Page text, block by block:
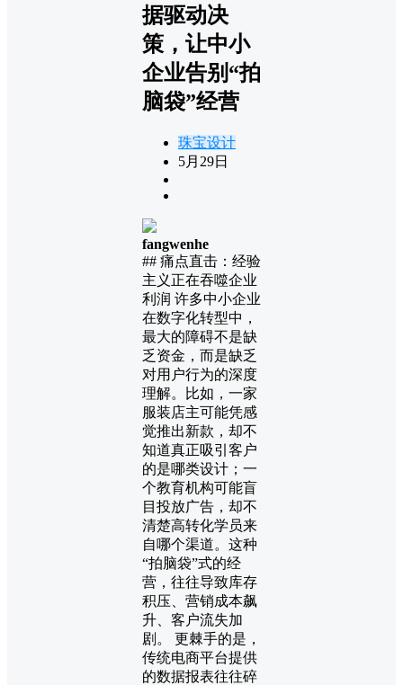
据驱动决
策，让中小
企业告别“拍
脑袋”经营
珠宝设计
5月29日
fangwenhe
## 痛点直击：经验
主义正在吞噬企业
利润 许多中小企业
在数字化转型中，
最大的障碍不是缺
乏资金，而是缺乏
对用户行为的深度
理解。比如，一家
服装店主可能凭感
觉推出新款，却不
知道真正吸引客户
的是哪类设计；一
个教育机构可能盲
目投放广告，却不
清楚高转化学员来
自哪个渠道。这种
“拍脑袋”式的经
营，往往导致库存
积压、营销成本飙
升、客户流失加
剧。 更棘手的是，
传统电商平台提供
的数据报表往往碎